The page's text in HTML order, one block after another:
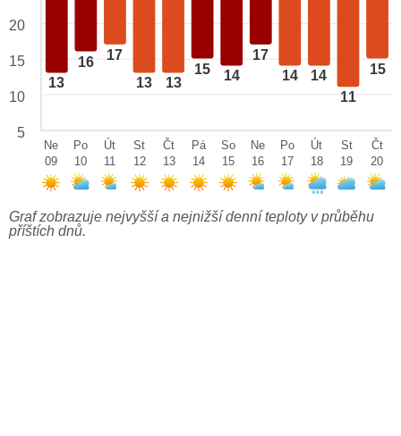
13
16 17
13 13
15 14
17
14 14
11
15
20
15
10
5
Ne
09
Po
10
Út
11
St
12
Čt
13
Pá
14
So
15
Ne
16
Po
17
Út
18
St
19
Čt
20
Graf zobrazuje nejvyšší a nejnižší denní teploty v průběhu
příštích dnů.